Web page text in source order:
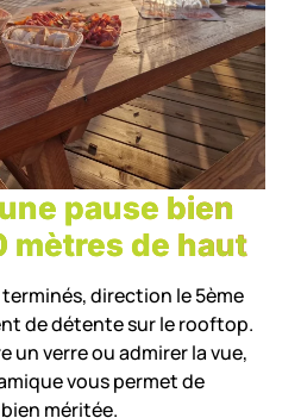
pause bien
mètres de haut
direction le 5ème
de détente sur le rooftop.
un verre ou admirer la vue,
vous permet de
méritée.